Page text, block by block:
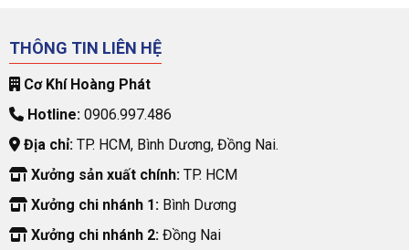
THÔNG TIN LIÊN HỆ
Cơ Khí Hoàng Phát
Hotline:0906.997.486
Địa chỉ:TP. HCM, Bình Dương, Đồng Nai.
Xưởng sản xuất chính:TP. HCM
Xưởng chi nhánh 1:Bình Dương
Xưởng chi nhánh 2:Đồng Nai